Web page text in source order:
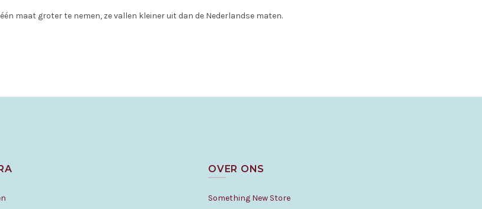
één maat groter te nemen, ze vallen kleiner uit dan de Nederlandse maten.
OVER ONS
Something New Store